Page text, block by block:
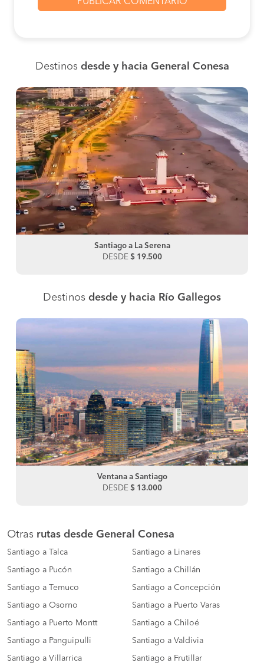
Destinos desde y hacia General Conesa
Santiago a La Serena
DESDE $ 19.500
Destinos desde y hacia Río Gallegos
Ventana a Santiago
DESDE $ 13.000
Otras rutas desde General Conesa
Santiago a Talca Santiago a Linares
Santiago a Pucón Santiago a Chillán
Santiago a Temuco Santiago a Concepción
Santiago a Osorno Santiago a Puerto Varas
Santiago a Puerto Montt Santiago a Chiloé
Santiago a Panguipulli Santiago a Valdivia
Santiago a Villarrica Santiago a Frutillar